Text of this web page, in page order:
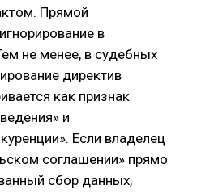
Прямой
в
не менее, в судебных
директив
как признак
и
Если владелец
соглашении» прямо
сбор данных,